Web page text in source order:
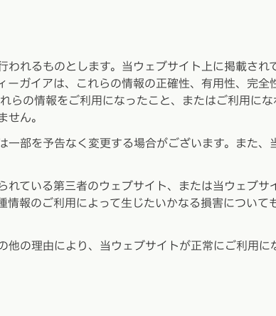
れるものとします。当ウェブサイト上に掲載され
ガイアは、これらの情報の正確性、有用性、完全
らの情報をご利用になったこと、またはご利用にな
せん。
部を予告なく変更する場合がございます。また、
ている第三者のウェブサイト、または当ウェブサ
報のご利用によって生じたいかなる損害について
の理由により、当ウェブサイトが正常にご利用に